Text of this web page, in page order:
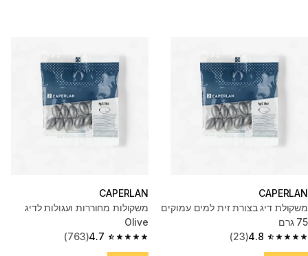
CAPERLAN
משקולת דיג בצורת זית למים עמוקים
75 גרם
4.8
4.8 out of 5 stars from 23 reviews
(23)
CAPERLAN
משקולות מחוררות ועגולות לדיג
Olive
4.7
4.7 out of 5 stars from 763 reviews
(763)